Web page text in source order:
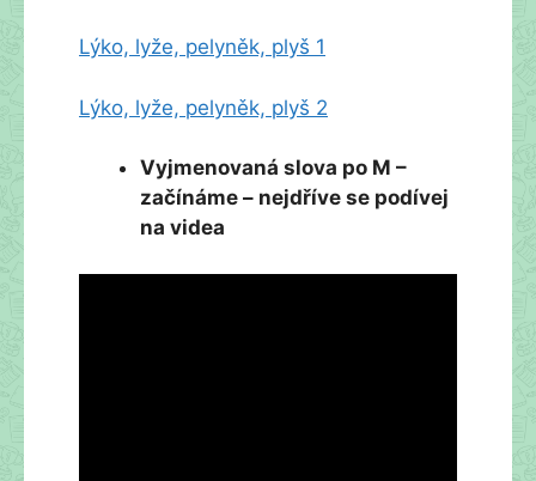
Lýko, lyže, pelyněk, plyš 1
Lýko, lyže, pelyněk, plyš 2
Vyjmenovaná slova po M –
začínáme – nejdříve se podívej
na videa